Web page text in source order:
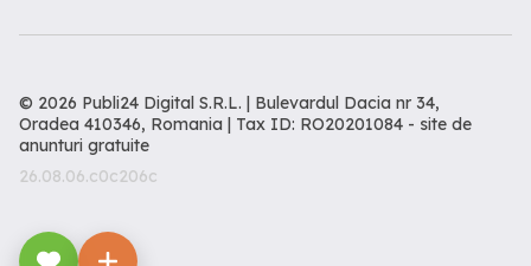
© 2026 Publi24 Digital S.R.L. | Bulevardul Dacia nr 34,
Oradea 410346, Romania | Tax ID: RO20201084 - site de
anunturi gratuite
26.08.06.c0c206c